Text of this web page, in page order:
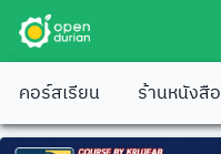
คอร์สเรียน ร้านหนังสือ